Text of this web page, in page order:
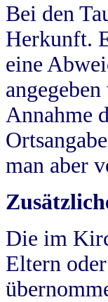
Bei den
Herkunft.
eine
Annahme
man aber
Die im
Eltern